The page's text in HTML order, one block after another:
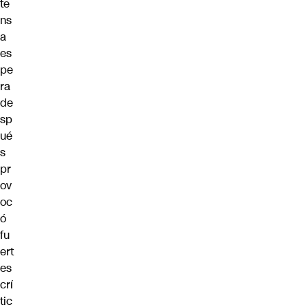
te
ns
a
es
pe
ra
de
sp
ué
s
pr
ov
oc
ó
fu
ert
es
crí
tic